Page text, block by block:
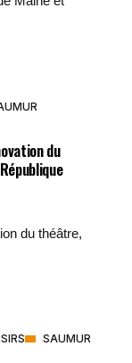
du
du théâtre,
SAUMUR